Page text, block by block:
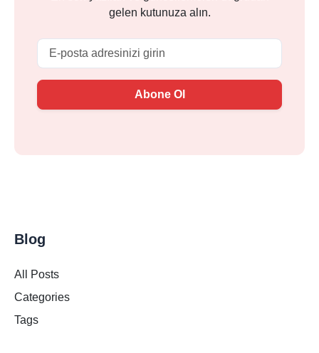
gelen kutunuza alın.
Abone Ol
Blog
All Posts
Categories
Tags